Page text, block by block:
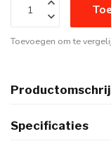
Toevoegen om te
Specificaties